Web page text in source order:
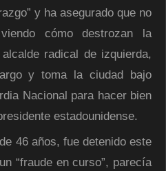
y ha asegurado que no
cómo destrozan la
radical de izquierda,
y toma la ciudad bajo
Nacional para hacer bien
estadounidense.
46 años, fue detenido este
“fraude en curso”, parecía